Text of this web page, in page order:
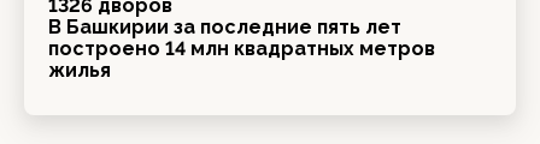
1326 дворов
В Башкирии за последние пять лет
построено 14 млн квадратных метров
жилья